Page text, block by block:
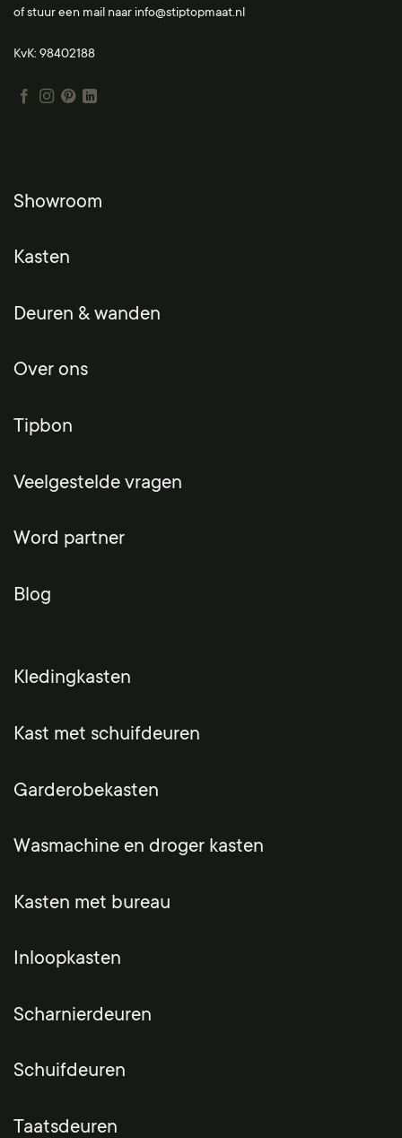
of stuur een mail naar info@stiptopmaat.nl
KvK: 98402188
Showroom
Kasten
Deuren & wanden
Over ons
Tipbon
Veelgestelde vragen
Word partner
Blog
Kledingkasten
Kast met schuifdeuren
Garderobekasten
Wasmachine en droger kasten
Kasten met bureau
Inloopkasten
Scharnierdeuren
Schuifdeuren
Taatsdeuren